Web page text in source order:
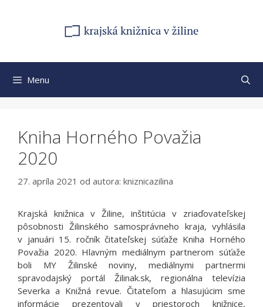
Menu
Kniha Horného Považia
2020
27. apríla 2021 od autora: kniznicazilina
Krajská knižnica v Žiline, inštitúcia v zriaďovateľskej
pôsobnosti Žilinského samosprávneho kraja, vyhlásila
v januári 15. ročník čitateľskej súťaže Kniha Horného
Považia 2020. Hlavným mediálnym partnerom súťaže
boli MY Žilinské noviny, mediálnymi partnermi
spravodajský portál Žilinak.sk, regionálna televízia
Severka a Knižná revue. Čitateľom a hlasujúcim sme
informácie prezentovali v priestoroch knižnice,